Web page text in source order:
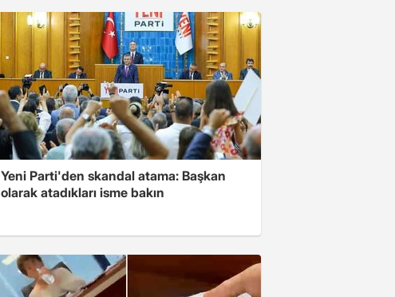
Yeni Parti'den skandal atama: Başkan
olarak atadıkları isme bakın